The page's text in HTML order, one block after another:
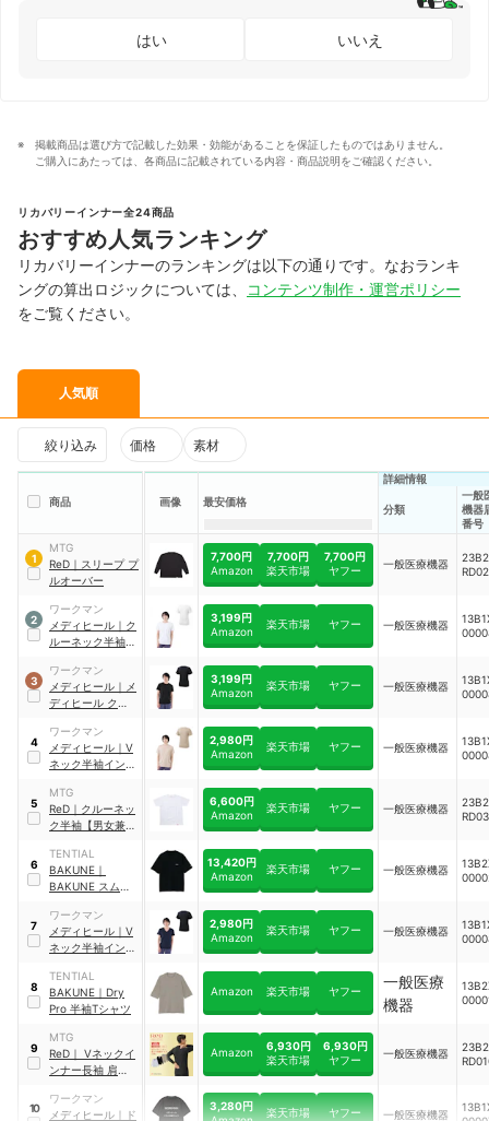
はい いいえ
掲載商品は選び方で記載した効果・効能があることを保証したものではありません。
ご購入にあたっては、各商品に記載されている内容・商品説明をご確認ください。
リカバリーインナー全24商品
おすすめ人気ランキング
リカバリーインナーのランキングは以下の通りです。なおランキ
ングの算出ロジックについては、
コンテンツ制作・運営ポリシー
をご覧ください。
人気順
絞り込み 価格 素材
商品 画像 最安価格
詳細情報
分類
一般
機器
番号
1
MTG
ReD ｜ スリープ プ
ルオーバー
7,700円
Amazon
7,700円
楽天市場
7,700円
ヤフー
一般医療機器
2
ワークマン
メディヒール ｜ ク
ルーネック半袖イ
3,199円
Amazon
楽天市場 ヤフー 一般医療機器
3
ワークマン
メディヒール ｜ メ
ディヒール クルー
ー
3,199円
Amazon
楽天市場 ヤフー 一般医療機器
4
ワークマン
メディヒール ｜ V
ネック半袖インナ
2,980円
Amazon
楽天市場 ヤフー 一般医療機器
5
MTG
ReD ｜ クルーネッ
ク半袖【男女兼
6,600円
Amazon
楽天市場 ヤフー 一般医療機器
6
TENTIAL
BAKUNE ｜
BAKUNE スムー
13,420円
Amazon
楽天市場 ヤフー 一般医療機器
7
ワークマン
メディヒール ｜ V
ネック半袖インナ
2,980円
Amazon
楽天市場 ヤフー 一般医療機器
8
TENTIAL
BAKUNE ｜ Dry
Pro 半袖Tシャツ
Amazon 楽天市場 ヤフー
一般医療
機器
9
MTG
ReD ｜ Vネックイ
ンナー長袖 肩コリ
Amazon
6,930円
楽天市場
6,930円
ヤフー
一般医療機器
10
ワークマン
メディヒール ｜ ド
3,280円
楽天市場 ヤフー 一般医療機器